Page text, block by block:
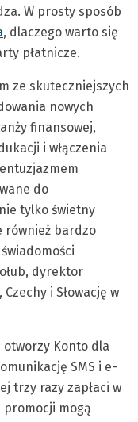
W prosty sposób
, dlaczego warto się
płatnicze.
ze skuteczniejszych
nowych
finansowej,
i włączenia
do
tylko świetny
również bardzo
dyrektor
i Słowację w
otworzy Konto dla
SMS i e-
trzy razy zapłaci w
mogą